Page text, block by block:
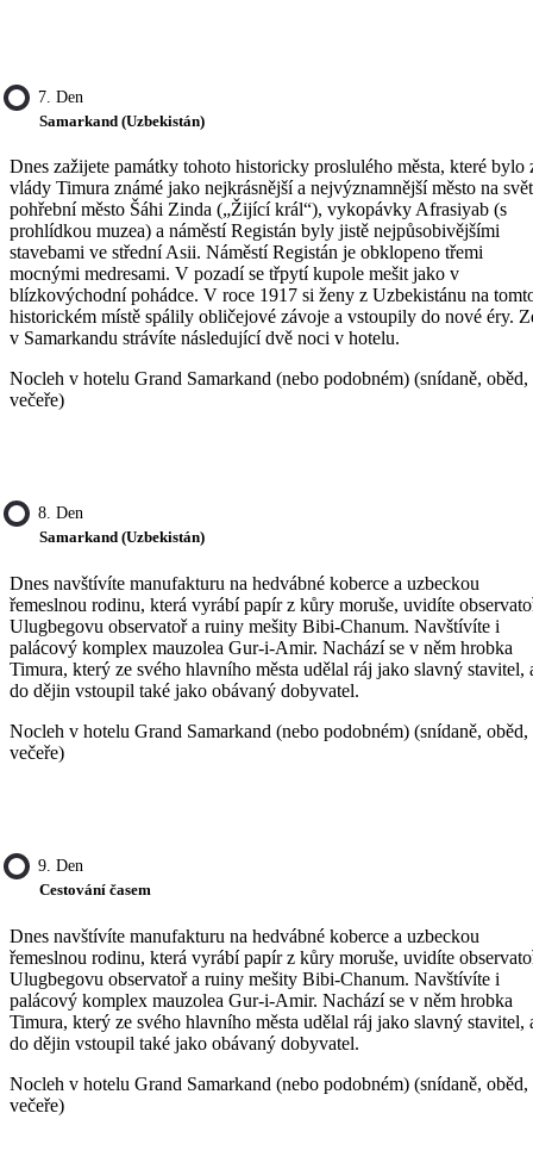
7. Den
Samarkand (Uzbekistán)
Dnes zažijete památky tohoto historicky proslulého města, které bylo
vlády Timura známé jako nejkrásnější a nejvýznamnější město na
pohřební město Šáhi Zinda („Žijící král“), vykopávky Afrasiyab (s
prohlídkou muzea) a náměstí Registán byly jistě nejpůsobivějšími
stavebami ve střední Asii. Náměstí Registán je obklopeno třemi
mocnými medresami. V pozadí se třpytí kupole mešit jako v
blízkovýchodní pohádce. V roce 1917 si ženy z Uzbekistánu na
historickém místě spálily obličejové závoje a vstoupily do nové éry.
v Samarkandu strávíte následující dvě noci v hotelu.
Nocleh v hotelu Grand Samarkand (nebo podobném) (snídaně, oběd,
večeře)
8. Den
Samarkand (Uzbekistán)
Dnes navštívíte manufakturu na hedvábné koberce a uzbeckou
řemeslnou rodinu, která vyrábí papír z kůry moruše, uvidíte
Ulugbegovu observatoř a ruiny mešity Bibi-Chanum. Navštívíte i
palácový komplex mauzolea Gur-i-Amir. Nachází se v něm hrobka
Timura, který ze svého hlavního města udělal ráj jako slavný stavitel,
do dějin vstoupil také jako obávaný dobyvatel.
Nocleh v hotelu Grand Samarkand (nebo podobném) (snídaně, oběd,
večeře)
9. Den
Cestování časem
Dnes navštívíte manufakturu na hedvábné koberce a uzbeckou
řemeslnou rodinu, která vyrábí papír z kůry moruše, uvidíte
Ulugbegovu observatoř a ruiny mešity Bibi-Chanum. Navštívíte i
palácový komplex mauzolea Gur-i-Amir. Nachází se v něm hrobka
Timura, který ze svého hlavního města udělal ráj jako slavný stavitel,
do dějin vstoupil také jako obávaný dobyvatel.
Nocleh v hotelu Grand Samarkand (nebo podobném) (snídaně, oběd,
večeře)